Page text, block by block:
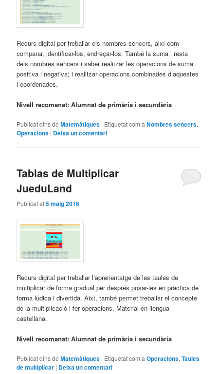
Recurs digital per treballar els nombres sencers, així com
comparar, identificar-los, endreçar-los. També la suma i resta
dels nombres sencers i saber realitzar les operacions de suma
positiva i negativa; i realitzar operacions combinades d’aquestes
i coordenades.
Nivell recomanat: Alumnat de primària i secundària
Publicat dins de Matemàtiques | Etiquetat com a Nombres sencers,
Operacions | Deixa un comentari
Tablas de Multiplicar
JueduLand
Publicat el5 maig 2016
Recurs digital per treballar l’aprenentatge de les taules de
multiplicar de forma gradual per després posar-les en pràctica de
forma lúdica i divertida. Així, també permet treballar el concepte
de la multiplicació i fer operacions. Material en llengua
castellana.
Nivell recomanat: Alumnat de primària i secundària
Publicat dins de Matemàtiques | Etiquetat com a Operacions,Taules
de multiplicar | Deixa un comentari